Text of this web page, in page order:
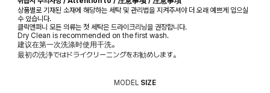
상품별로 기재된 소재에 해당하는 세탁 및 관리법을 지켜주셔야 더 오래 예쁘게 입으실
수 있습니다.
클릭앤퍼니 모든 의류는 첫 세탁은 드라이크리닝을 권장합니다.
Dry Clean is recommended on the first wash.
建议在第一次洗涤时使用干洗。
最初の洗浄ではドライクリーニングをお勧めします。
MODEL SIZE